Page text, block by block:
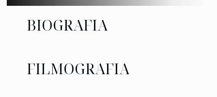
BIOGRAFIA
FILMOGRAFIA